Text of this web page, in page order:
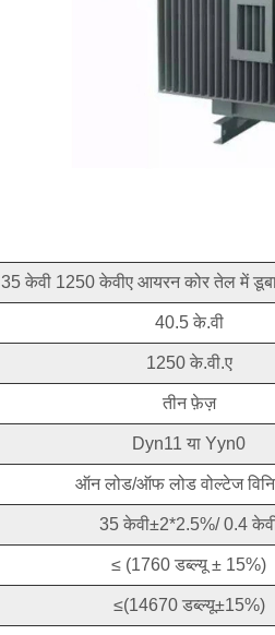
35 केवी 1250 केवीए आयरन कोर तेल में डूबा
40.5 के.वी
1250 के.वी.ए
तीन फ़ेज़
Dyn11 या Yyn0
ऑन लोड/ऑफ लोड वोल्टेज
35 केवी±2*2.5%/ 0.4
≤ (1760 डब्ल्यू ± 15%)
≤(14670 डब्ल्यू±15%)